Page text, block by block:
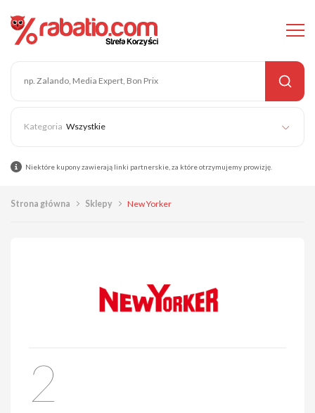
Wszystkie
Niektóre kupony zawierają linki partnerskie, za które otrzymujemy prowizję.
Strona główna Sklepy New Yorker
2